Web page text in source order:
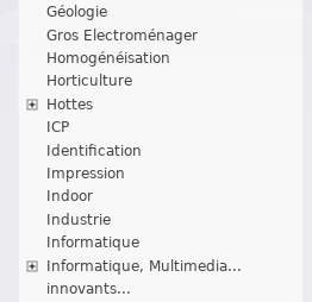
Géologie
Gros Electroménager
Homogénéisation
Horticulture
Hottes
ICP
Identification
Impression
Indoor
Industrie
Informatique
Informatique, Multimedia...
innovants...